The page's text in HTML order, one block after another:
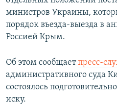
министров Украины,
порядок въезда-выезда в
Россией Крым.
Об этом сообщаетпресс-
административного суда
состоялось
иску.